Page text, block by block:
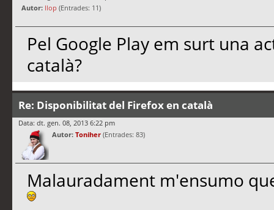
Autor: llop (Entrades: 11)
Pel Google Play em surt una
català?
Re: Disponibilitat del Firefox en català
Data: dt. gen. 08, 2013 6:22 pm
Autor: Toniher (Entrades: 83)
Malauradament m'ensumo